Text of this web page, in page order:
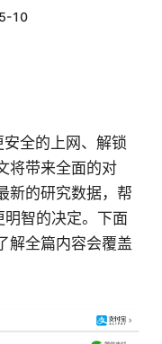
10
全的上网、解锁
将带来全面的对
新的研究数据，帮
智的决定。下面
解全篇内容会覆盖